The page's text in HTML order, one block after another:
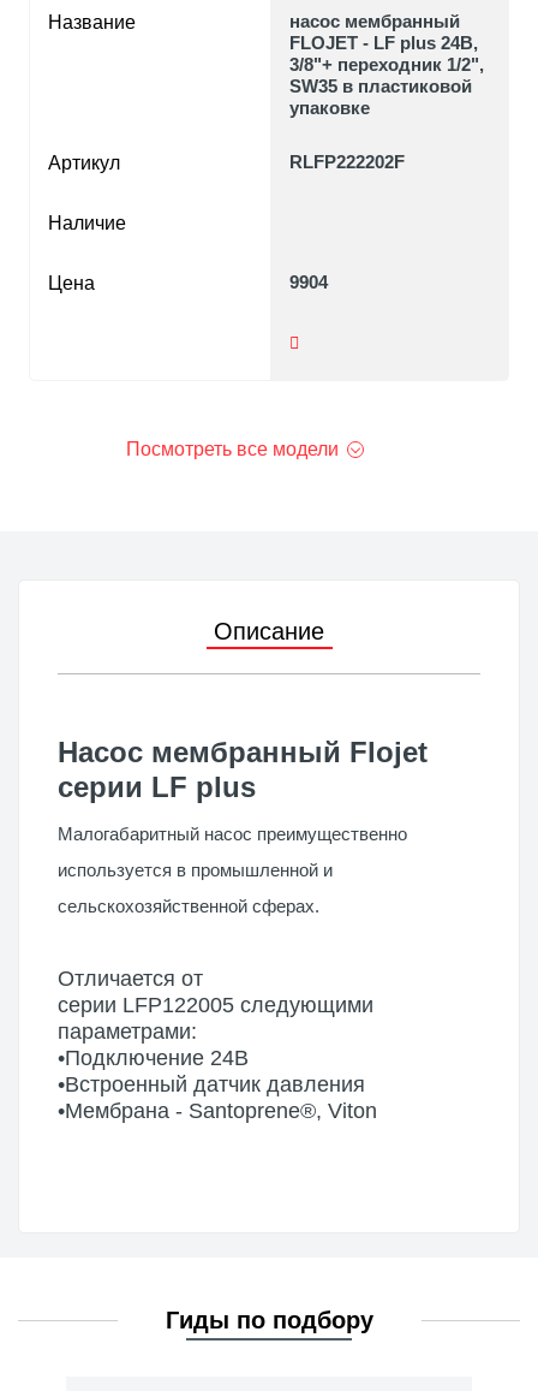
Название
Артикул
Наличие
Цена
насос мембранный
FLOJET - LF plus 24В,
3/8"+ переходник 1/2",
SW35 в пластиковой
упаковке
RLFP222202F
9904
Посмотреть все модели
Описание
Насос мембранный Flojet
серии LF plus
Малогабаритный насос преимущественно
используется в промышленной и
сельскохозяйственной сферах.
Отличается от
серии LFP122005 следующими
параметрами:
•Подключение 24В
•Встроенный датчик давления
•Мембрана - Santoprene®, Viton
Гиды по подбору